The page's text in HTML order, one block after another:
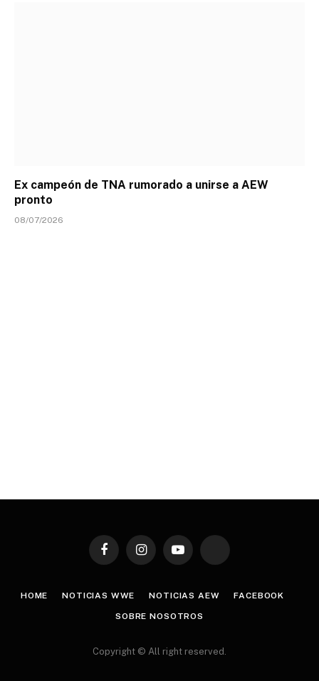
Ex campeón de TNA rumorado a unirse a AEW
pronto
08/07/2026
FacebookInstagramYouTube TikTok
HOME NOTICIAS WWE NOTICIAS AEW FACEBOOK
SOBRE NOSOTROS
Copyright © All right reserved.